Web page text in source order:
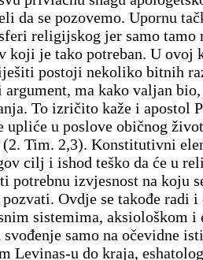
da se pozovemo. Upornu
religijskog jer samo tamo
koji je tako potreban. U ovoj
postoji nekoliko bitnih
ma kako valjan
To izričito kaže i apostol
upliće u poslove običnog
Tim. 2,3). Konstitutivni
cilj i ishod teško da će u
potrebnu izvjesnost na koju
pozvati. Ovdje se takođe radi
sistemima, aksiološkom i
samo na očevidne
Levinas-u do kraja,